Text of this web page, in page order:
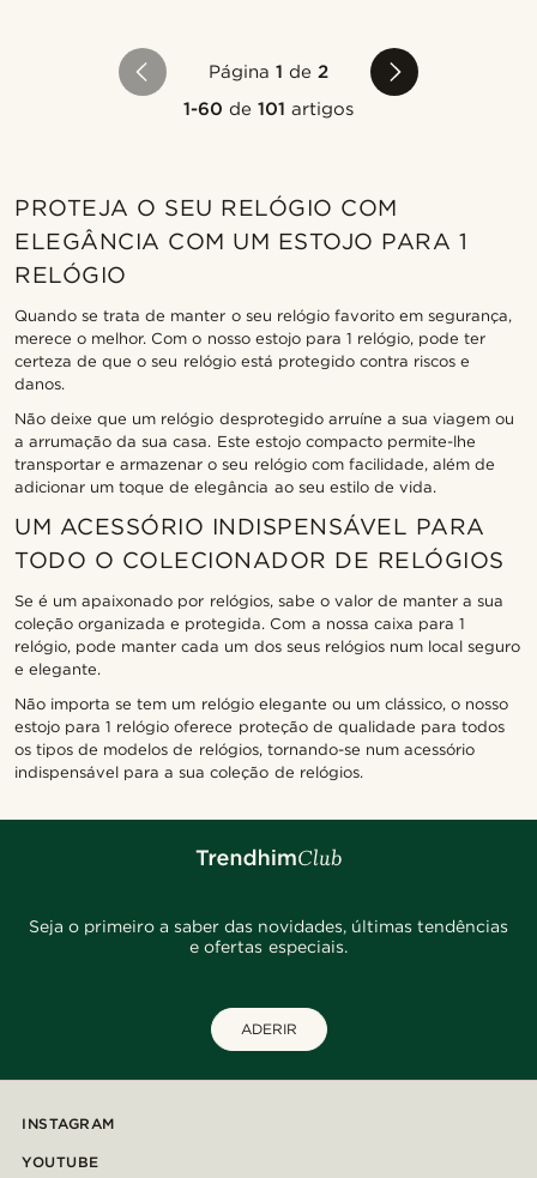
Página 1 de2
1-60 de101 artigos
PROTEJA O SEU RELÓGIO COM
ELEGÂNCIA COM UM ESTOJO PARA 1
RELÓGIO
Quando se trata de manter o seu relógio favorito em segurança,
merece o melhor. Com o nosso estojo para 1 relógio, pode ter
certeza de que o seu relógio está protegido contra riscos e
danos.
Não deixe que um relógio desprotegido arruíne a sua viagem ou
a arrumação da sua casa. Este estojo compacto permite-lhe
transportar e armazenar o seu relógio com facilidade, além de
adicionar um toque de elegância ao seu estilo de vida.
UM ACESSÓRIO INDISPENSÁVEL PARA
TODO O COLECIONADOR DE RELÓGIOS
Se é um apaixonado por relógios, sabe o valor de manter a sua
coleção organizada e protegida. Com a nossa caixa para 1
relógio, pode manter cada um dos seus relógios num local seguro
e elegante.
Não importa se tem um relógio elegante ou um clássico, o nosso
estojo para 1 relógio oferece proteção de qualidade para todos
os tipos de modelos de relógios, tornando-se num acessório
indispensável para a sua coleção de relógios.
Seja o primeiro a saber das novidades, últimas tendências
e ofertas especiais.
ADERIR
INSTAGRAM
YOUTUBE